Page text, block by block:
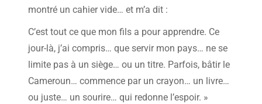
montré un cahier vide… et m’a dit :
C’est tout ce que mon fils a pour apprendre. Ce
jour-là, j’ai compris… que servir mon pays… ne se
limite pas à un siège… ou un titre. Parfois, bâtir le
Cameroun… commence par un crayon… un livre…
ou juste… un sourire… qui redonne l’espoir. »